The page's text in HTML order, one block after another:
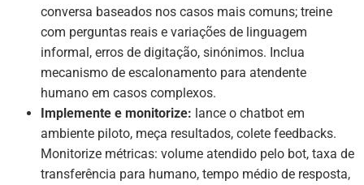
conversa baseados nos casos mais comuns; treine
com perguntas reais e variações de linguagem
informal, erros de digitação, sinónimos. Inclua
mecanismo de escalonamento para atendente
humano em casos complexos.
Implemente e monitorize: lance o chatbot em
ambiente piloto, meça resultados, colete feedbacks.
Monitorize métricas: volume atendido pelo bot, taxa de
transferência para humano, tempo médio de resposta,